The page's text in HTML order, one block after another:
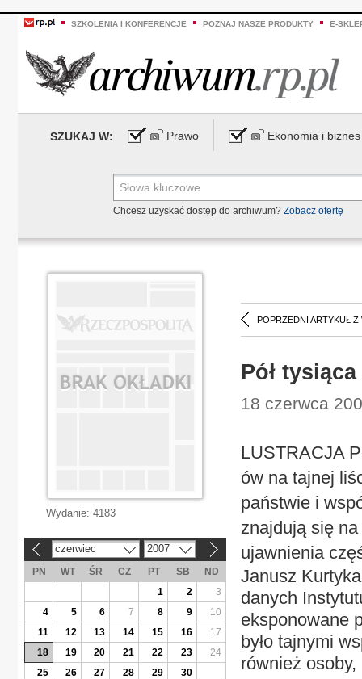
SZKOLENIA I KONFERENCJE POZNAJ NASZE PRODUKTY E-
SZUKAJ W: Prawo Ekonomia i biznes
Chcesz uzyskać dostęp do archiwum? Zobacz ofertę
POPRZEDNI ARTYKUŁ Z
Pół
18 czerwca
LUSTRACJA
ów na tajnej
państwie i
znajdują się
ujawnienia
Janusz
danych
eksponowane
było tajnymi
również osoby,
Wydanie: 4183
czerwiec 2007
PN WT ŚR CZ PT SB
ND
1
2
3
4
5 6 7 8 9
10
11
12 13 14 15 16
17
18
19 20 21 22 23
24
25
26 27 28 29 30